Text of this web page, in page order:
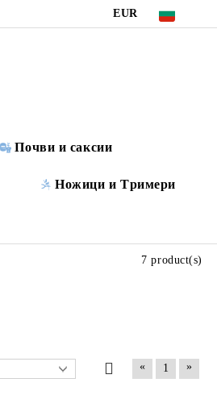
EUR
Почви и саксии
Ножици и Tримери
7 product(s)
« 1 »